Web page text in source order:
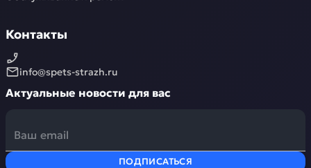
Контакты
info@spets-strazh.ru
Актуальные новости для вас
ПОДПИСАТЬСЯ